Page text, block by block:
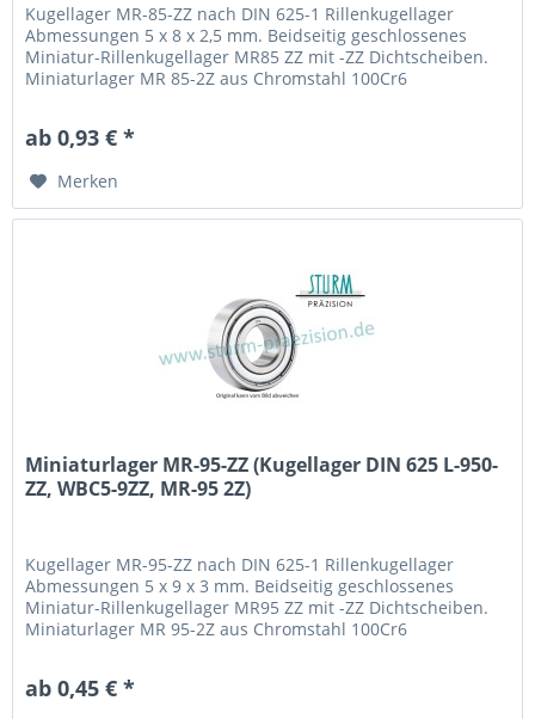
Kugellager MR-85-ZZ nach DIN 625-1 Rillenkugellager
Abmessungen 5 x 8 x 2,5 mm. Beidseitig geschlossenes
Miniatur-Rillenkugellager MR85 ZZ mit -ZZ Dichtscheiben.
Miniaturlager MR 85-2Z aus Chromstahl 100Cr6
MR85 2Z
ab 0,93 € *
Merken
Miniaturlager MR-95-ZZ (Kugellager DIN 625 L-950-
ZZ, WBC5-9ZZ, MR-95 2Z)
Kugellager MR-95-ZZ nach DIN 625-1 Rillenkugellager
Abmessungen 5 x 9 x 3 mm. Beidseitig geschlossenes
Miniatur-Rillenkugellager MR95 ZZ mit -ZZ Dichtscheiben.
Miniaturlager MR 95-2Z aus Chromstahl 100Cr6
WBC5-9ZZ, MR-95 2Z
ab 0,45 € *